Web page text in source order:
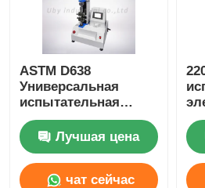
ASTM D638
Универсальная
испытательная
машина 25-500 мм/
мин. Лучшая цена
чат сейчас